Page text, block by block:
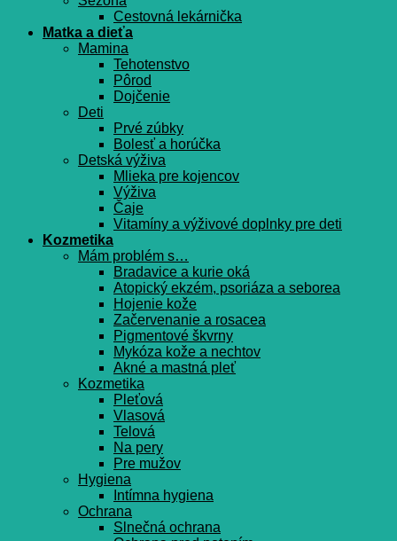
Cestovná lekárnička
Matka a dieťa
Mamina
Tehotenstvo
Pôrod
Dojčenie
Deti
Prvé zúbky
Bolesť a horúčka
Detská výživa
Mlieka pre kojencov
Výživa
Čaje
Vitamíny a výživové doplnky pre deti
Kozmetika
Mám problém s…
Bradavice a kurie oká
Atopický ekzém, psoriáza a seborea
Hojenie kože
Začervenanie a rosacea
Pigmentové škvrny
Mykóza kože a nechtov
Akné a mastná pleť
Kozmetika
Pleťová
Vlasová
Telová
Na pery
Pre mužov
Hygiena
Intímna hygiena
Ochrana
Slnečná ochrana